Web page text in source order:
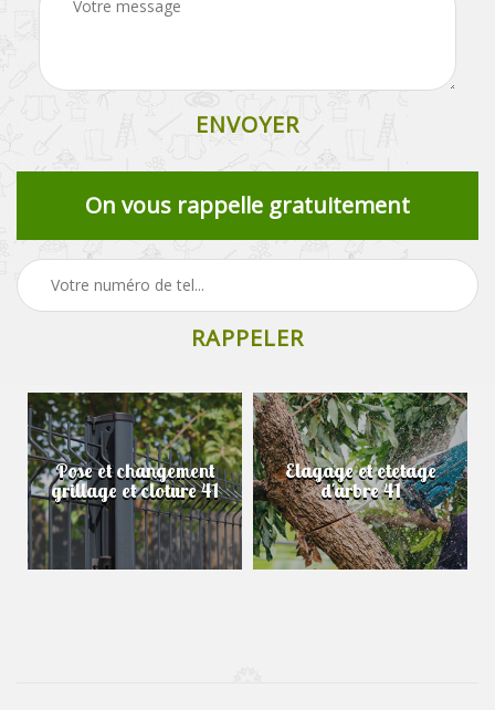
On vous rappelle gratuitement
Pose et changement
grillage et cloture 41
Elagage et etetage
d'arbre 41